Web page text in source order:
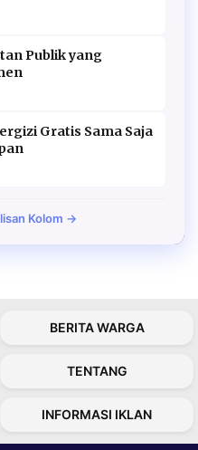
Publik yang
Gratis Sama Saja
Kolom →
BERITA WARGA
TENTANG
INFORMASI IKLAN